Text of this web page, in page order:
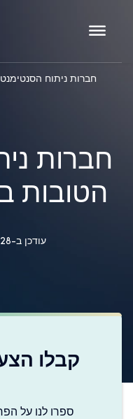
חברות ניתוח
חברות
הטובות
עודכן ב-28 בספטמבר 2025
קבלו
ספרו לנו על